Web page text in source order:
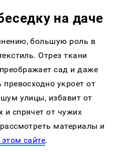
на даче
большую роль в
Отрез ткани
сад и даже
укроет от
улицы, избавит от
и спрячет от чужих
материалы и
этом сайте.